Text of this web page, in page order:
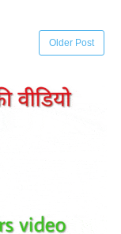
Older Post